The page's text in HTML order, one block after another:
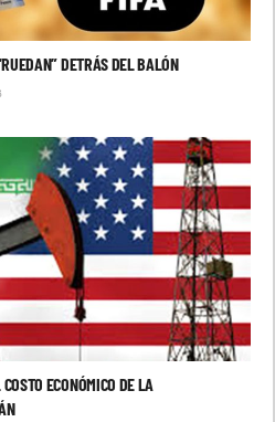
DETRÁS DEL BALÓN
ECONÓMICO DE LA